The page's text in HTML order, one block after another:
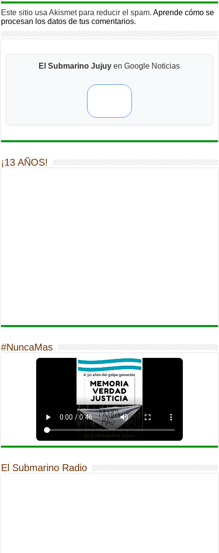
Este sitio usa Akismet para reducir el spam.Aprende cómo se
procesan los datos de tus comentarios.
El Submarino Jujuy en Google Noticias
¡13 AÑOS!
#NuncaMas
El Submarino Radio